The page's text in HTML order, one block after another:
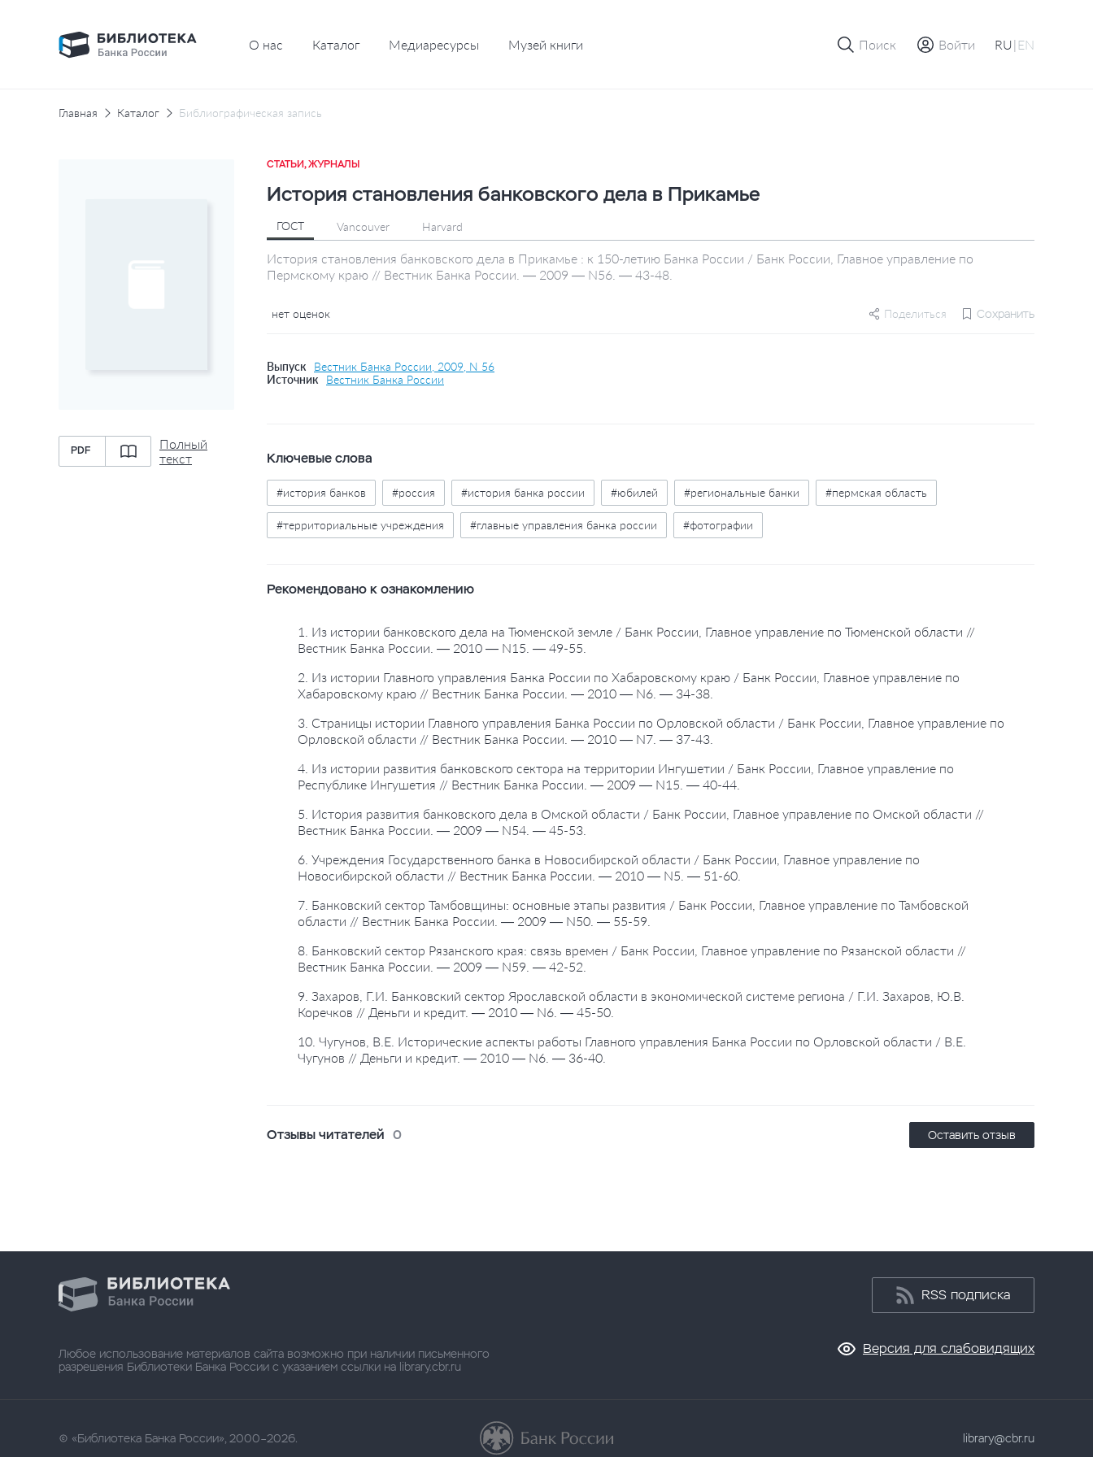
О нас Каталог Медиаресурсы Музей книги Поиск Войти RU| EN
Главная Каталог Библиографическая запись
PDF
Полный
текст
СТАТЬИ, ЖУРНАЛЫ
История становления банковского дела в Прикамье
ГОСТ Vancouver Harvard
История становления банковского дела в Прикамье : к 150-летию Банка России / Банк России, Главное управление по
Пермскому краю // Вестник Банка России. — 2009 — N56. — 43-48.
нет оценок Поделиться Сохранить
Выпуск
Вестник Банка России, 2009, N 56
Источник
Вестник Банка России
Ключевые слова
#история банков #россия #история банка россии #юбилей #региональные банки #пермская область
#территориальные учреждения #главные управления банка россии #фотографии
Рекомендовано к ознакомлению
1. Из истории банковского дела на Тюменской земле / Банк России, Главное управление по Тюменской области //
Вестник Банка России. — 2010 — N15. — 49-55.
2. Из истории Главного управления Банка России по Хабаровскому краю / Банк России, Главное управление по
Хабаровскому краю // Вестник Банка России. — 2010 — N6. — 34-38.
3. Страницы истории Главного управления Банка России по Орловской области / Банк России, Главное управление по
Орловской области // Вестник Банка России. — 2010 — N7. — 37-43.
4. Из истории развития банковского сектора на территории Ингушетии / Банк России, Главное управление по
Республике Ингушетия // Вестник Банка России. — 2009 — N15. — 40-44.
5. История развития банковского дела в Омской области / Банк России, Главное управление по Омской области //
Вестник Банка России. — 2009 — N54. — 45-53.
6. Учреждения Государственного банка в Новосибирской области / Банк России, Главное управление по
Новосибирской области // Вестник Банка России. — 2010 — N5. — 51-60.
7. Банковский сектор Тамбовщины: основные этапы развития / Банк России, Главное управление по Тамбовской
области // Вестник Банка России. — 2009 — N50. — 55-59.
8. Банковский сектор Рязанского края: связь времен / Банк России, Главное управление по Рязанской области //
Вестник Банка России. — 2009 — N59. — 42-52.
9. Захаров, Г.И. Банковский сектор Ярославской области в экономической системе региона / Г.И. Захаров, Ю.В.
Коречков // Деньги и кредит. — 2010 — N6. — 45-50.
10. Чугунов, В.Е. Исторические аспекты работы Главного управления Банка России по Орловской области / В.Е.
Чугунов // Деньги и кредит. — 2010 — N6. — 36-40.
Отзывы читателей 0 Оставить отзыв
Любое использование материалов сайта возможно при наличии письменного
разрешения Библиотеки Банка России с указанием ссылки на library.cbr.ru
RSS подписка
Версия для слабовидящих
«Библиотека Банка России», 2000–2026. library@cbr.ru